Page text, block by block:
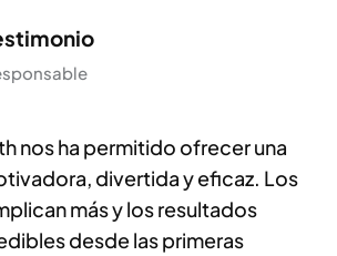
nos ha permitido ofrecer una
divertida y eficaz. Los
más y los resultados
desde las primeras